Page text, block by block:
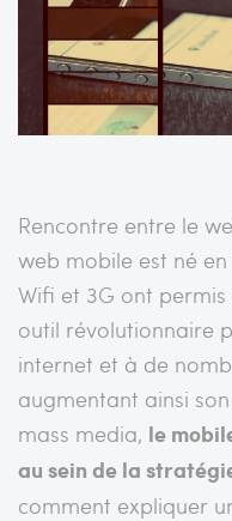
Rencontre entre le
web mobile est né en
Wifi et 3G ont
outil révolutionnaire
internet et à de
augmentant ainsi
mass media, le
au sein de la
comment expliquer